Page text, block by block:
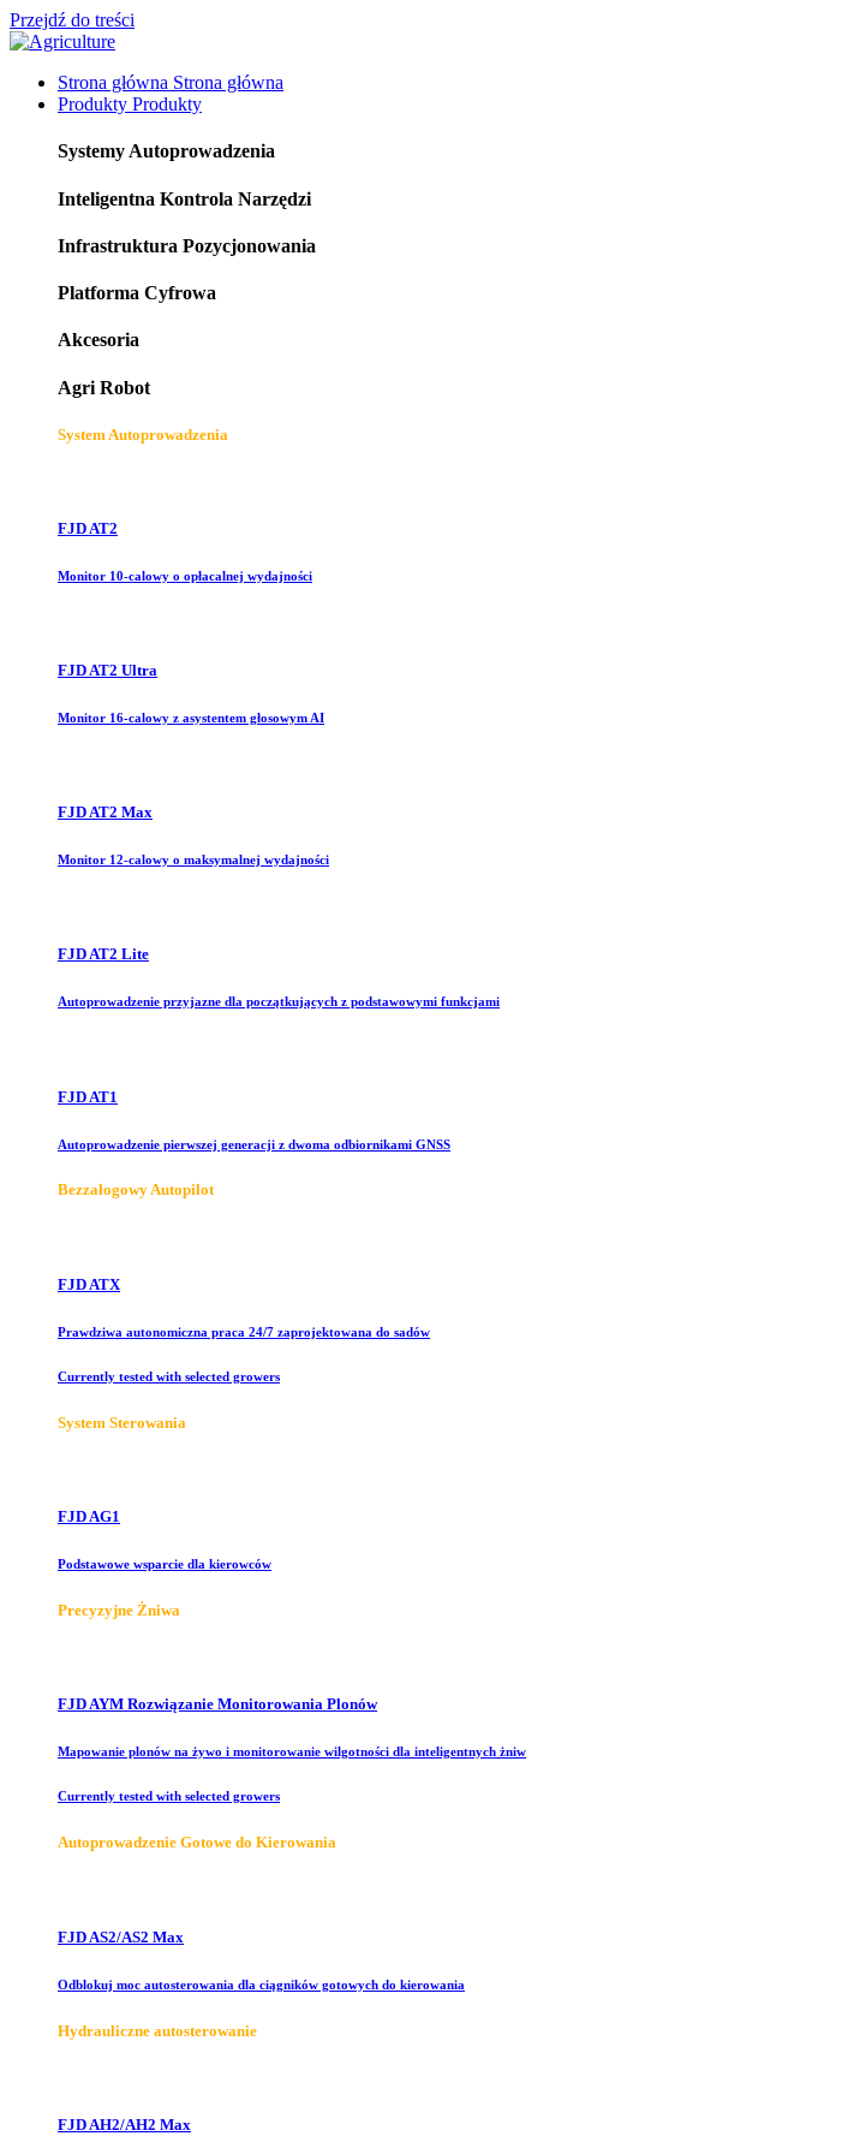
Przejdź do treści
Strona główna Strona główna
Produkty Produkty
Systemy Autoprowadzenia
Inteligentna Kontrola Narzędzi
Infrastruktura Pozycjonowania
Platforma Cyfrowa
Akcesoria
Agri Robot
System Autoprowadzenia
FJD AT2
Monitor 10-calowy o opłacalnej wydajności
FJD AT2 Ultra
Monitor 16-calowy z asystentem głosowym AI
FJD AT2 Max
Monitor 12-calowy o maksymalnej wydajności
FJD AT2 Lite
Autoprowadzenie przyjazne dla początkujących z podstawowymi funkcjami
FJD AT1
Autoprowadzenie pierwszej generacji z dwoma odbiornikami GNSS
Bezzałogowy Autopilot
FJD ATX
Prawdziwa autonomiczna praca 24/7 zaprojektowana do sadów
Currently tested with selected growers
System Sterowania
FJD AG1
Podstawowe wsparcie dla kierowców
Precyzyjne Żniwa
FJD AYM Rozwiązanie Monitorowania Plonów
Mapowanie plonów na żywo i monitorowanie wilgotności dla inteligentnych żniw
Currently tested with selected growers
Autoprowadzenie Gotowe do Kierowania
FJD AS2/AS2 Max
Odblokuj moc autosterowania dla ciągników gotowych do kierowania
Hydrauliczne autosterowanie
FJD AH2/AH2 Max